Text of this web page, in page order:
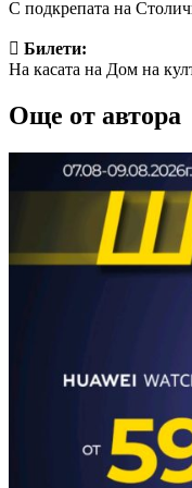
С подкрепата на
 Билети:
На касата на Дом на
Още от автора